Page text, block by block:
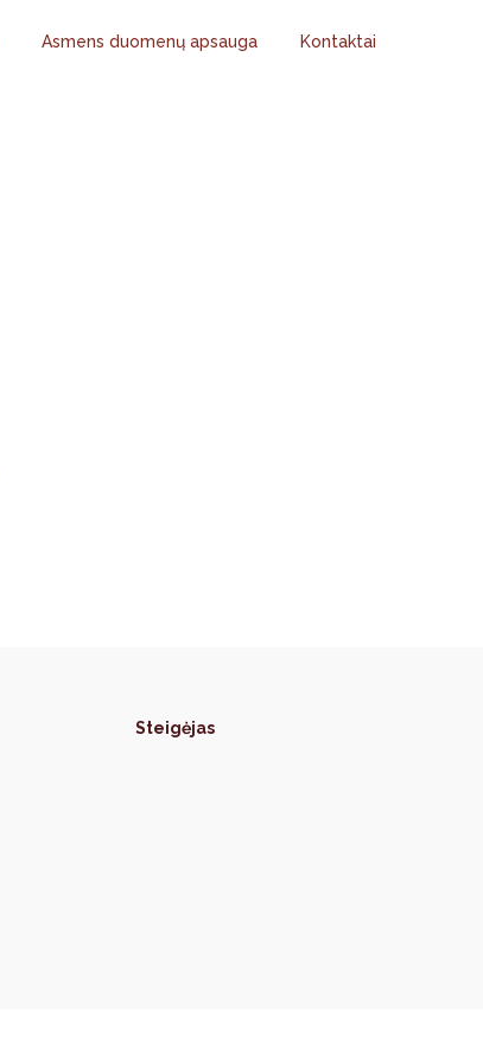
Asmens duomenų apsauga Kontaktai
Steigėjas